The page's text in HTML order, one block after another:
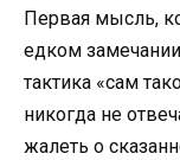
Первая мысль,
едком
тактика «сам
никогда не
жалеть о